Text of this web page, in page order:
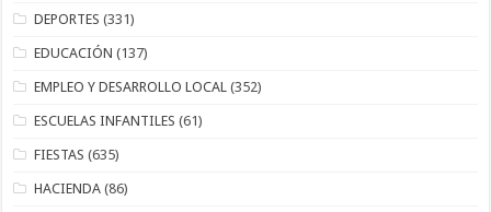
DEPORTES (331)
EDUCACIÓN (137)
EMPLEO Y DESARROLLO LOCAL (352)
ESCUELAS INFANTILES (61)
FIESTAS (635)
HACIENDA (86)